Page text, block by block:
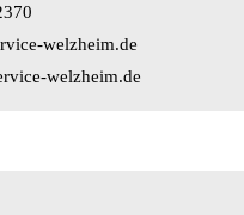
welzheim.de
welzheim.de